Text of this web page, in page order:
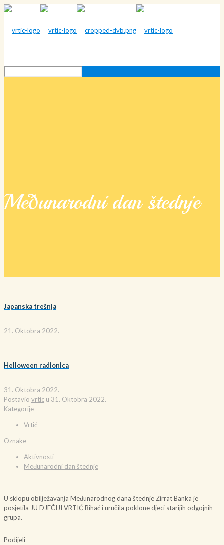
Međunarodni dan štednje
Japanska trešnja
21. Oktobra 2022.
Helloween radionica
31. Oktobra 2022.
Postavio vrtic u 31. Oktobra 2022.
Kategorije
Vrtić
Oznake
Aktivnosti
Međunarodni dan štednje
U sklopu obilježavanja Međunarodnog dana štednje Zirrat Banka je
posjetila JU DJEČIJI VRTIĆ Bihać i uručila poklone djeci starijih odgojnih
grupa.
Podijeli